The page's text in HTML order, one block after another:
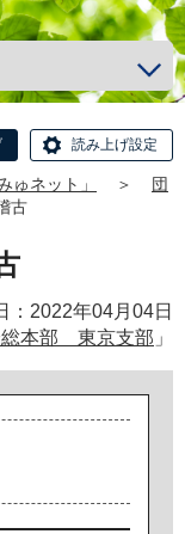
読み上げ設定
ゅネット」 ＞
団
古
2022年04月04日
総本部 東京支部 」